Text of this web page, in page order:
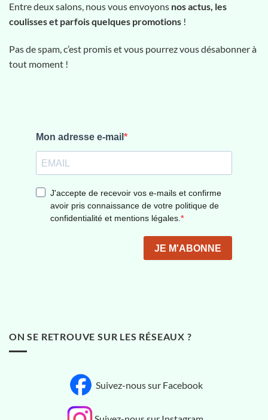
Entre deux salons, nous vous envoyons nos actus, les
coulisses et parfois quelques promotions !
Pas de spam, c’est promis et vous pourrez vous désabonner à
tout moment !
ON SE RETROUVE SUR LES RÉSEAUX ?
Suivez-nous sur Facebook